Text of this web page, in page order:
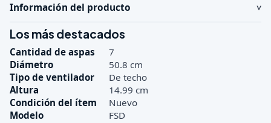
Información del producto
Los más destacados
Cantidad de aspas
7
Diámetro
50.8 cm
Tipo de ventilador
De techo
Altura
14.99 cm
Condición del ítem
Nuevo
Modelo
FSD